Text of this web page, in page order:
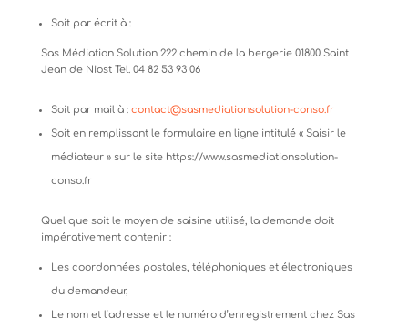
Soit par écrit à :
Sas Médiation Solution 222 chemin de la bergerie 01800 Saint
Jean de Niost Tel. 04 82 53 93 06
Soit par mail à : contact@sasmediationsolution-conso.fr
Soit en remplissant le formulaire en ligne intitulé « Saisir le
médiateur » sur le site https://www.sasmediationsolution-
conso.fr
Quel que soit le moyen de saisine utilisé, la demande doit
impérativement contenir :
Les coordonnées postales, téléphoniques et électroniques
du demandeur,
Le nom et l’adresse et le numéro d’enregistrement chez Sas